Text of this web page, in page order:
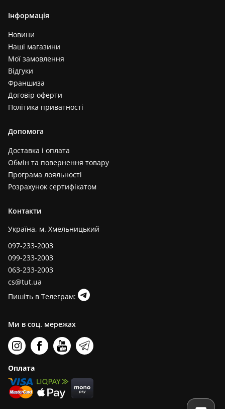
Інформація
Новини
Наші магазини
Мої замовлення
Відгуки
Франшиза
Договір оферти
Політика приватності
Допомога
Доставка і оплата
Обмін та повернення товару
Програма лояльності
Розрахунок сертифікатом
Контакти
Україна, м. Хмельницький
097-233-2003
099-233-2003
063-233-2003
cs@tut.ua
Пишіть в Телеграм:
Ми в соц. мережах
Оплата